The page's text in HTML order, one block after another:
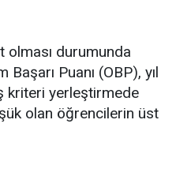
olması durumunda
Puanı (OBP), yıl
kriteri yerleştirmede
olan öğrencilerin üst